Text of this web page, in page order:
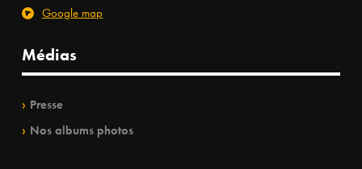
Google map
Médias
Presse
Nos albums photos